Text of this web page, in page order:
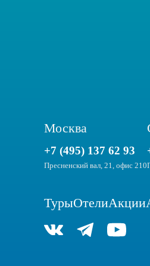
Москва
+7 (495) 137 62 93
Пресненский вал, 21, офис 210
ТурыОтелиАкции